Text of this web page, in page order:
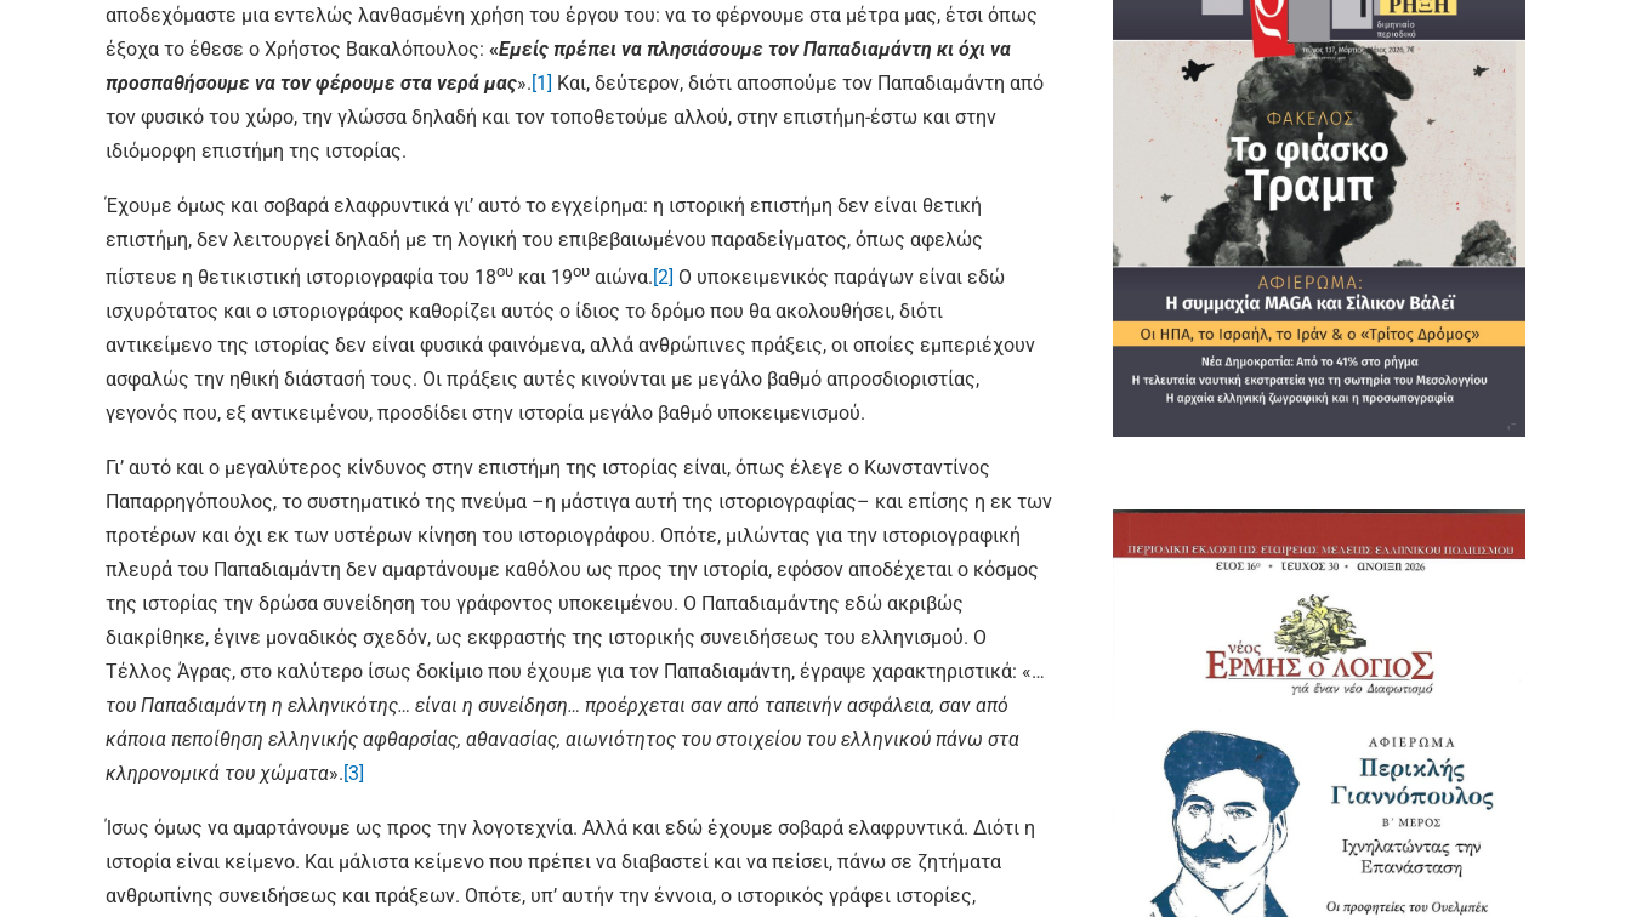
αποδεχόμαστε μια εντελώς λανθασμένη χρήση του έργου του: να το φέρνουμε στα μέτρα μας, έτσι όπως
έξοχα το έθεσε ο Χρήστος Βακαλόπουλος: «Εμείς πρέπει να πλησιάσουμε τον Παπαδιαμάντη κι όχι να
προσπαθήσουμε να τον φέρουμε στα νερά μας».[1] Και, δεύτερον, διότι αποσπούμε τον Παπαδιαμάντη από
τον φυσικό του χώρο, την γλώσσα δηλαδή και τον τοποθετούμε αλλού, στην επιστήμη-έστω και στην
ιδιόμορφη επιστήμη της ιστορίας.
Έχουμε όμως και σοβαρά ελαφρυντικά γι’ αυτό το εγχείρημα: η ιστορική επιστήμη δεν είναι θετική
επιστήμη, δεν λειτουργεί δηλαδή με τη λογική του επιβεβαιωμένου παραδείγματος, όπως αφελώς
πίστευε η θετικιστική ιστοριογραφία του 18ου και 19ου αιώνα. [2] Ο υποκειμενικός παράγων είναι εδώ
ισχυρότατος και ο ιστοριογράφος καθορίζει αυτός ο ίδιος το δρόμο που θα ακολουθήσει, διότι
αντικείμενο της ιστορίας δεν είναι φυσικά φαινόμενα, αλλά ανθρώπινες πράξεις, οι οποίες εμπεριέχουν
ασφαλώς την ηθική διάστασή τους. Οι πράξεις αυτές κινούνται με μεγάλο βαθμό απροσδιοριστίας,
γεγονός που, εξ αντικειμένου, προσδίδει στην ιστορία μεγάλο βαθμό υποκειμενισμού.
Γι’ αυτό και ο μεγαλύτερος κίνδυνος στην επιστήμη της ιστορίας είναι, όπως έλεγε ο Κωνσταντίνος
Παπαρρηγόπουλος, το συστηματικό της πνεύμα –η μάστιγα αυτή της ιστοριογραφίας– και επίσης η εκ των
προτέρων και όχι εκ των υστέρων κίνηση του ιστοριογράφου. Οπότε, μιλώντας για την ιστοριογραφική
πλευρά του Παπαδιαμάντη δεν αμαρτάνουμε καθόλου ως προς την ιστορία, εφόσον αποδέχεται ο κόσμος
της ιστορίας την δρώσα συνείδηση του γράφοντος υποκειμένου. Ο Παπαδιαμάντης εδώ ακριβώς
διακρίθηκε, έγινε μοναδικός σχεδόν, ως εκφραστής της ιστορικής συνειδήσεως του ελληνισμού. Ο
Τέλλος Άγρας, στο καλύτερο ίσως δοκίμιο που έχουμε για τον Παπαδιαμάντη, έγραψε χαρακτηριστικά: «…
του Παπαδιαμάντη η ελληνικότης… είναι η συνείδηση… προέρχεται σαν από ταπεινήν ασφάλεια, σαν από
κάποια πεποίθηση ελληνικής αφθαρσίας, αθανασίας, αιωνιότητος του στοιχείου του ελληνικού πάνω στα
κληρονομικά του χώματα». [3]
Ίσως όμως να αμαρτάνουμε ως προς την λογοτεχνία. Αλλά και εδώ έχουμε σοβαρά ελαφρυντικά. Διότι η
ιστορία είναι κείμενο. Και μάλιστα κείμενο που πρέπει να διαβαστεί και να πείσει, πάνω σε ζητήματα
ανθρωπίνης συνειδήσεως και πράξεων. Οπότε, υπ’ αυτήν την έννοια, ο ιστορικός γράφει ιστορίες,